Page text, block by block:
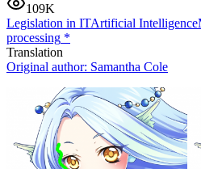
109K
Legislation in ITArtificial Intelligence
processing *
Translation
Original author: Samantha Cole